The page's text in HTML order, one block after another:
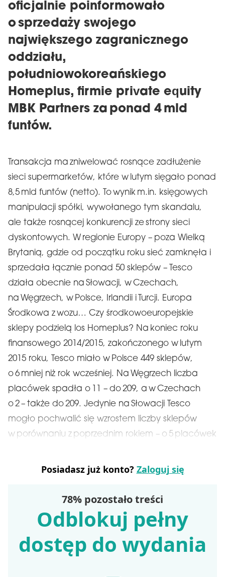
oficjalnie poinformowało
o sprzedaży swojego
największego zagranicznego
oddziału,
południowokoreańskiego
Homeplus, firmie private equity
MBK Partners za ponad 4 mld
funtów.
Transakcja ma zniwelować rosnące zadłużenie
sieci supermarketów, które w lutym sięgało ponad
8,5 mld funtów (netto). To wynik m.in. księgowych
manipulacji spółki, wywołanego tym skandalu,
ale także rosnącej konkurencji ze strony sieci
dyskontowych. W regionie Europy – poza Wielką
Brytanią, gdzie od początku roku sieć zamknęła i
sprzedała łącznie ponad 50 sklepów – Tesco
działa obecnie na Słowacji, w Czechach,
na Węgrzech, w Polsce, Irlandii i Turcji. Europa
Środkowa z wozu… Czy środkowoeuropejskie
sklepy podzielą los Homeplus? Na koniec roku
finansowego 2014/2015, zakończonego w lutym
2015 roku, Tesco miało w Polsce 449 sklepów,
o 6 mniej niż rok wcześniej. Na Węgrzech liczba
placówek spadła o 11 – do 209, a w Czechach
o 2 – także do 209. Jedynie na Słowacji Tesco
mogło pochwalić się wzrostem liczby sklepów
w porównaniu z poprzednim rokiem – o 5 placówek
Posiadasz już konto? Zaloguj się
78% pozostało treści
Odblokuj pełny
dostęp do wydania